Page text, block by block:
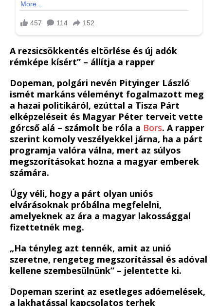
A rezsicsökkentés eltörlése és új adók
rémképe kísért” – állítja a rapper
Dopeman, polgári nevén Pityinger László
ismét markáns véleményt fogalmazott meg
a hazai politikáról, ezúttal a Tisza Párt
elképzeléseit és Magyar Péter terveit vette
górcső alá – számolt be róla a Bors. A rapper
szerint komoly veszélyekkel járna, ha a párt
programja valóra válna, mert az súlyos
megszorításokat hozna a magyar emberek
számára.
Úgy véli, hogy a párt olyan uniós
elvárásoknak próbálna megfelelni,
amelyeknek az ára a magyar lakossággal
fizettetnék meg.
„Ha tényleg azt tennék, amit az unió
szeretne, rengeteg megszorítással és adóval
kellene szembesülnünk” – jelentette ki.
Dopeman szerint az esetleges adóemelések,
a lakhatással kapcsolatos terhek